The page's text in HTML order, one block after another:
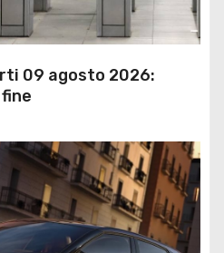
09 agosto 2026: